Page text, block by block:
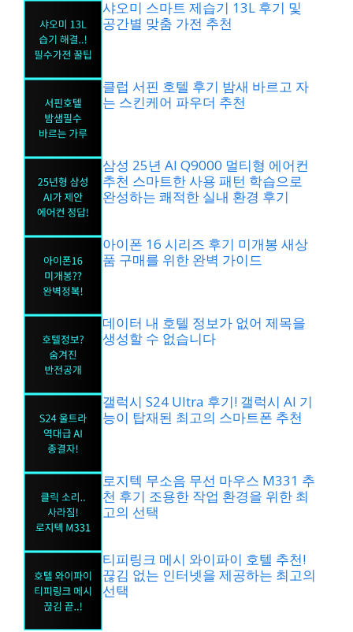
샤오미 스마트 제습기 13L 후기 및
공간별 맞춤 가전 추천
클럽 서핀 호텔 후기 밤새 바르고 자
는 스킨케어 파우더 추천
삼성 25년 AI Q9000 멀티형 에어컨
추천 스마트한 사용 패턴 학습으로
완성하는 쾌적한 실내 환경 후기
아이폰 16 시리즈 후기 미개봉 새상
품 구매를 위한 완벽 가이드
데이터 내 호텔 정보가 없어 제목을
생성할 수 없습니다
갤럭시 S24 Ultra 후기! 갤럭시 AI 기
능이 탑재된 최고의 스마트폰 추천
로지텍 무소음 무선 마우스 M331 추
천 후기 조용한 작업 환경을 위한 최
고의 선택
티피링크 메시 와이파이 호텔 추천!
끊김 없는 인터넷을 제공하는 최고의
선택